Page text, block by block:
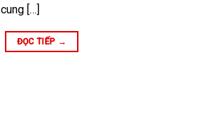
[…]
ĐỌC TIẾP →